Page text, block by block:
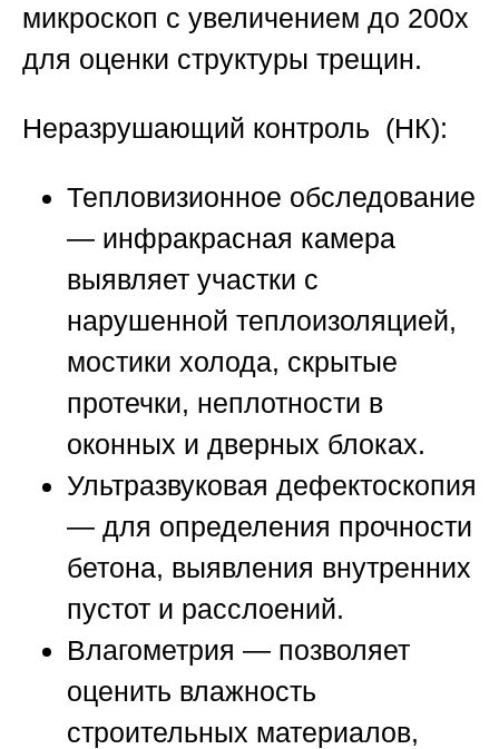
микроскоп с увеличением до 200х
для оценки структуры трещин.
Неразрушающий контроль (НК):
Тепловизионное обследование
— инфракрасная камера
выявляет участки с
нарушенной теплоизоляцией,
мостики холода, скрытые
протечки, неплотности в
оконных и дверных блоках.
Ультразвуковая дефектоскопия
— для определения прочности
бетона, выявления внутренних
пустот и расслоений.
Влагометрия — позволяет
оценить влажность
строительных материалов,